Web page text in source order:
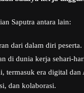
Saputra antara lain:
dari dalam diri peserta.
di dunia kerja sehari-
termasuk era digital dan
dan kolaborasi.